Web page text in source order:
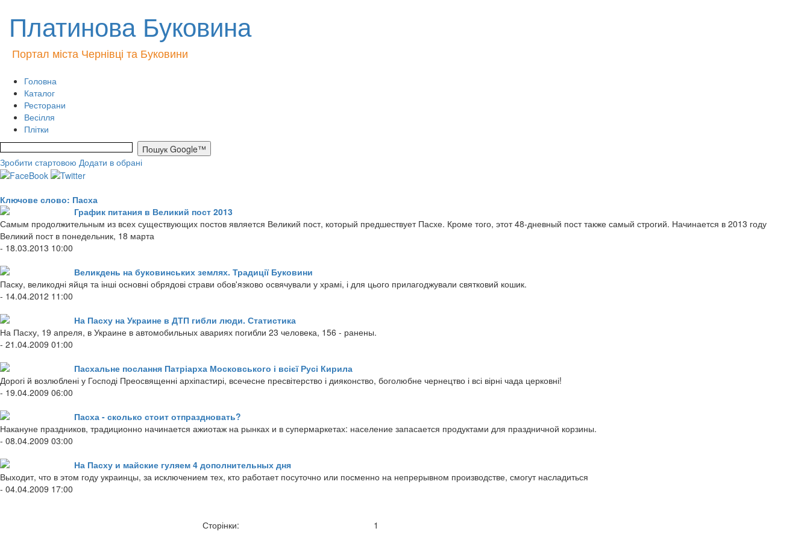
Платинова Буковина
Портал міста Чернівці та Буковини
Головна
Каталог
Ресторани
Весілля
Плітки
Зробити стартовою Додати в обрані
Ключове слово: Пасха
График питания в Великий пост 2013
Самым продолжительным из всех существующих постов является Великий пост, который предшествует Пасхе. Кроме того, этот 48-дневный пост также самый строгий. Начинается в 2013 году
Великий пост в понедельник, 18 марта
- 18.03.2013 10:00
Великдень на буковинських землях. Традиції Буковини
Паску, великодні яйця та інші основні обрядові страви обов'язково освячували у храмі, і для цього прилагоджували святковий кошик.
- 14.04.2012 11:00
На Пасху на Украине в ДТП гибли люди. Статистика
На Пасху, 19 апреля, в Украине в автомобильных авариях погибли 23 человека, 156 - ранены.
- 21.04.2009 01:00
Пасхальне послання Патріарха Московського і всієї Русі Кирила
Дорогі й возлюблені у Господі Преосвященні архіпастирі, всечесне пресвітерство і дияконство, боголюбне чернецтво і всі вірні чада церковні!
- 19.04.2009 06:00
Пасха - сколько стоит отпраздновать?
Накануне праздников, традиционно начинается ажиотаж на рынках и в супермаркетах: население запасается продуктами для праздничной корзины.
- 08.04.2009 03:00
На Пасху и майские гуляем 4 дополнительных дня
Выходит, что в этом году украинцы, за исключением тех, кто работает посуточно или посменно на непрерывном производстве, смогут насладиться
- 04.04.2009 17:00
Сторінки: 1